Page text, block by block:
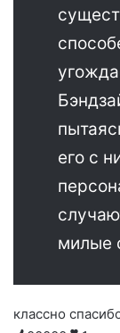
его с
милые
классно